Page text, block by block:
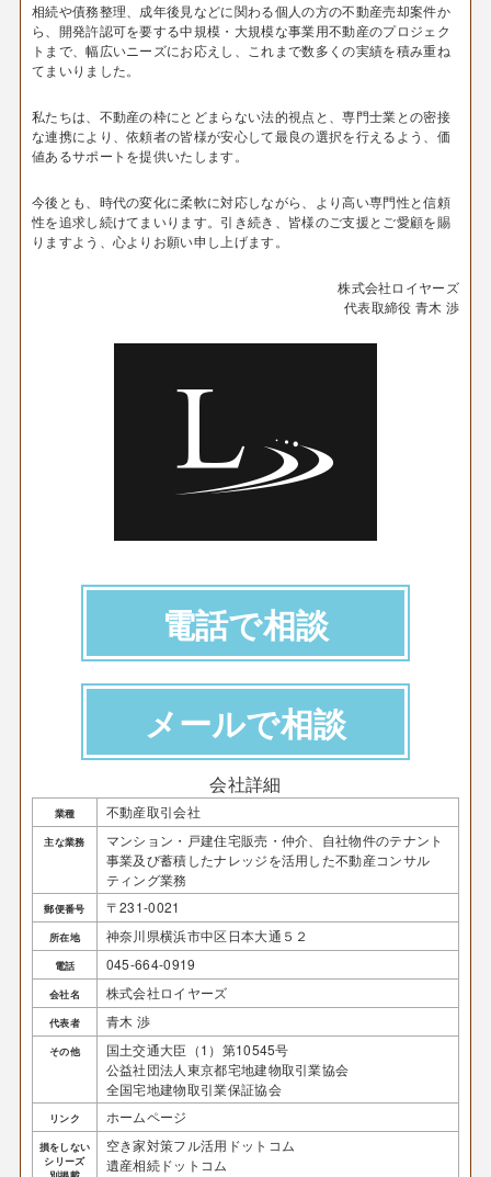
相続や債務整理、成年後見などに関わる個人の方の不動産売却案件か
ら、開発許認可を要する中規模・大規模な事業用不動産のプロジェク
トまで、幅広いニーズにお応えし、これまで数多くの実績を積み重ね
てまいりました。
私たちは、不動産の枠にとどまらない法的視点と、専門士業との密接
な連携により、依頼者の皆様が安心して最良の選択を行えるよう、価
値あるサポートを提供いたします。
今後とも、時代の変化に柔軟に対応しながら、より高い専門性と信頼
性を追求し続けてまいります。引き続き、皆様のご支援とご愛顧を賜
りますよう、心よりお願い申し上げます。
株式会社ロイヤーズ
代表取締役 青木 渉
電話で相談
メールで相談
会社詳細
業種 不動産取引会社
主な業務
マンション・戸建住宅販売・仲介、自社物件のテナント
事業及び蓄積したナレッジを活用した不動産コンサル
ティング業務
郵便番号 〒231-0021
所在地 神奈川県横浜市中区日本大通５２
電話 045-664-0919
会社名 株式会社ロイヤーズ
代表者 青木 渉
その他
国土交通大臣（1）第10545号
公益社団法人東京都宅地建物取引業協会
全国宅地建物取引業保証協会
リンク ホームページ
損をしない
シリーズ
空き家対策フル活用ドットコム
遺産相続ドットコム